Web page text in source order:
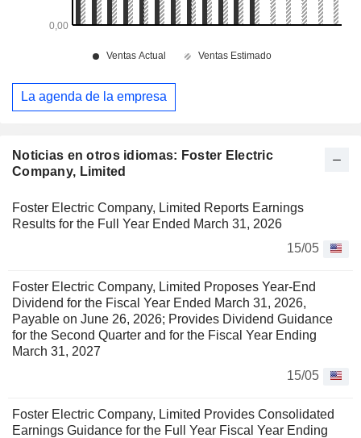
Noticias en otros idiomas: Foster Electric
Company, Limited
Foster Electric Company, Limited Reports Earnings
Results for the Full Year Ended March 31, 2026
15/05
Foster Electric Company, Limited Proposes Year-End
Dividend for the Fiscal Year Ended March 31, 2026,
Payable on June 26, 2026; Provides Dividend Guidance
for the Second Quarter and for the Fiscal Year Ending
March 31, 2027
15/05
Foster Electric Company, Limited Provides Consolidated
Earnings Guidance for the Full Year Fiscal Year Ending
La agenda de la empresa